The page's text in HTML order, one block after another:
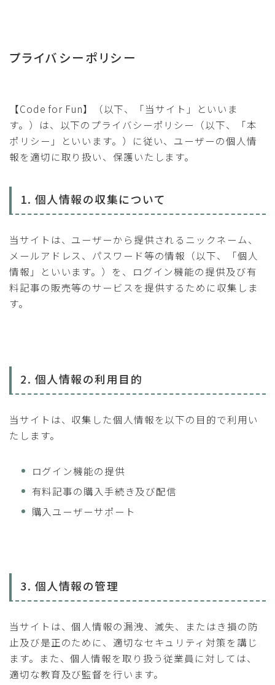
プライバシーポリシー
【Code for Fun】（以下、「当サイト」といいま
す。）は、以下のプライバシーポリシー（以下、「本
ポリシー」といいます。）に従い、ユーザーの個人情
報を適切に取り扱い、保護いたします。
1. 個人情報の収集について
当サイトは、ユーザーから提供されるニックネーム、
メールアドレス、パスワード等の情報（以下、「個人
情報」といいます。）を、ログイン機能の提供及び有
料記事の販売等のサービスを提供するために収集しま
す。
2. 個人情報の利用目的
当サイトは、収集した個人情報を以下の目的で利用い
たします。
ログイン機能の提供
有料記事の購入手続き及び配信
購入ユーザーサポート
3. 個人情報の管理
当サイトは、個人情報の漏洩、滅失、またはき損の防
止及び是正のために、適切なセキュリティ対策を講じ
ます。また、個人情報を取り扱う従業員に対しては、
適切な教育及び監督を行います。